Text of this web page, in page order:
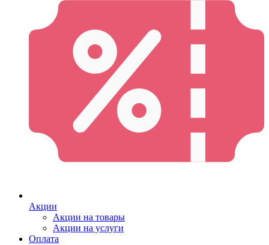
Акции
Акции на товары
Акции на услуги
Оплата